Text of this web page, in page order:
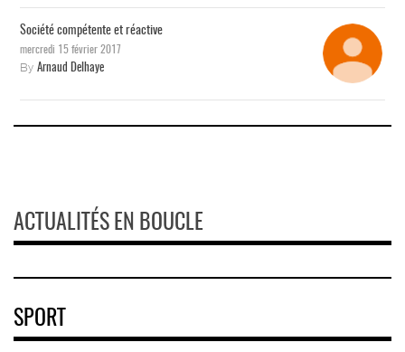
Société compétente et réactive
mercredi 15 février 2017
By Arnaud Delhaye
ACTUALITÉS EN BOUCLE
SPORT